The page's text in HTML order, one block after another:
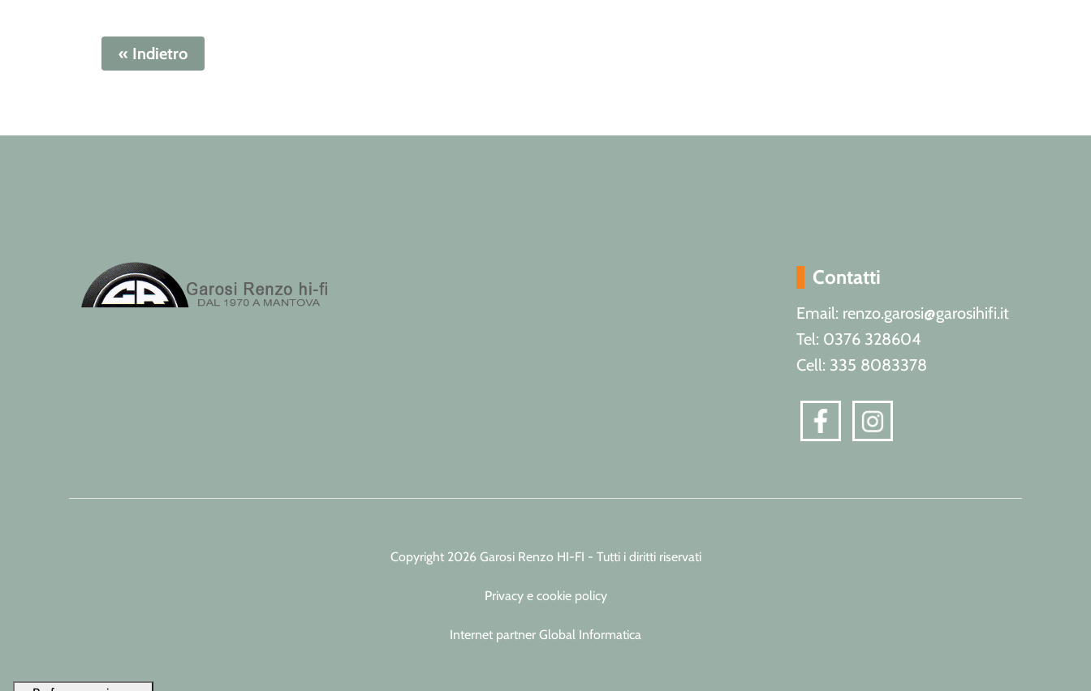
« Indietro
Contatti
Email: renzo.garosi@garosihifi.it
Tel: 0376 328604
Cell: 335 8083378
Copyright 2026 Garosi Renzo HI-FI - Tutti i diritti riservati
Privacy e cookie policy
Internet partner Global Informatica